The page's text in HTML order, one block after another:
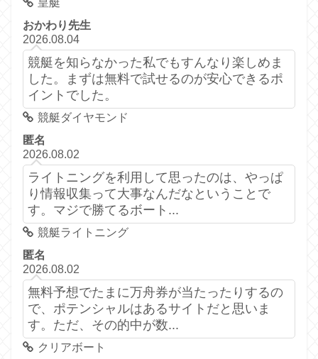
皇艇
おかわり先生
2026.08.04
競艇を知らなかった私でもすんなり楽しめま
した。まずは無料で試せるのが安心できるポ
イントでした。
競艇ダイヤモンド
匿名
2026.08.02
ライトニングを利用して思ったのは、やっぱ
り情報収集って大事なんだなということで
す。マジで勝てるボート...
競艇ライトニング
匿名
2026.08.02
無料予想でたまに万舟券が当たったりするの
で、ポテンシャルはあるサイトだと思いま
す。ただ、その的中が数...
クリアボート